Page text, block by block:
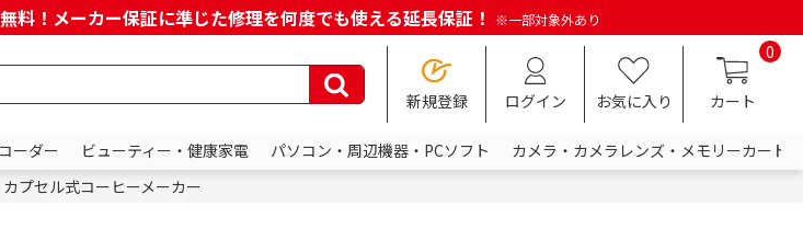
！メーカー保証に準じた修理を何度でも使える延長保証！ ※一部対象外あり
新規登録 ログイン お気に入り
0
カート
ーダー ビューティー・健康家電 パソコン・周辺機器・PCソフト
カメラ・カメラレンズ・メモリーカード
カプセル式コーヒーメーカー